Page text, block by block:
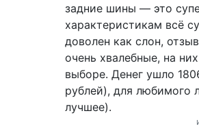
задние шины — это
характеристикам всё
доволен как слон,
очень хвалебные, на
выборе. Денег ушло
рублей), для любимого
лучшее).